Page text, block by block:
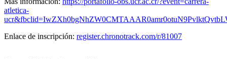
atletica-
Enlace de inscripción: register.chronotrack.com/r/81007